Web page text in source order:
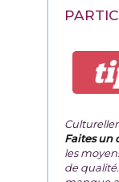
Faites un
les
de